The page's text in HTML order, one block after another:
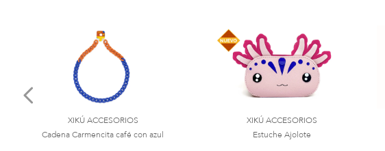
XIKÚ ACCESORIOS
Cadena Carmencita café con azul
XIKÚ ACCESORIOS
Estuche Ajolote